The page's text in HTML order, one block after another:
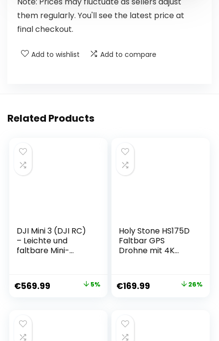
them regularly. You'll see the latest price at
final checkout.
Add to wishlist Add to compare
Related Products
DJI Mini 3 (DJI RC)
– Leichte und
faltbare Mini-
min Flugzeit,
Fernsteuerung,
intelligenten
Funktionen, Grau
€569.99 5%
Holy Stone HS175D
Faltbar GPS
Drohne mit 4K
Min. Lange Flugzeit,
Follow-Me,
Fly,Point of Interest
Höhenhaltung
€169.99 26%